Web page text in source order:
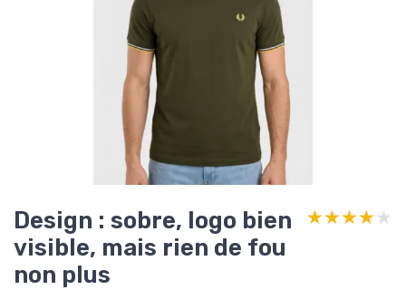
Design : sobre, logo bien
visible, mais rien de fou
non plus
★★★★★
★★★★★